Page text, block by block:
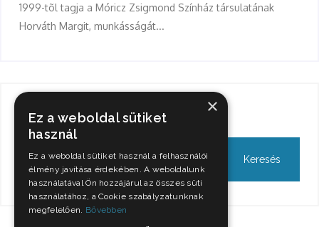
1999-tõl tagja a Móricz Zsigmond Színház társulatának
Horváth Margit, munkásságát...
Keresés ×
Ez a weboldal sütiket
használ
Ez a weboldal sütiket használ a felhasználói
élmény javítása érdekében. A weboldalunk
használatával Ön hozzájárul az összes süti
használatához, a Cookie szabályzatunknak
megfelelően. Bővebben